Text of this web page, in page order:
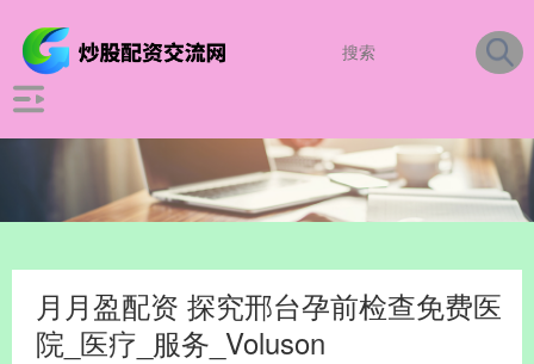
月月盈配资 探究邢台孕前检查免费医
院_医疗_服务_Voluson